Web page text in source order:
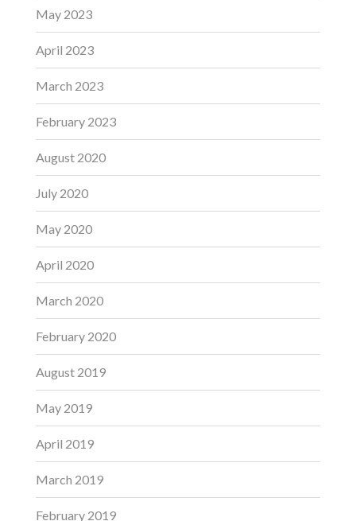
May 2023
April 2023
March 2023
February 2023
August 2020
July 2020
May 2020
April 2020
March 2020
February 2020
August 2019
May 2019
April 2019
March 2019
February 2019